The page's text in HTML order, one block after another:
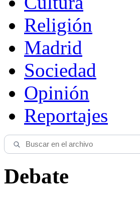
Religión
Madrid
Sociedad
Opinión
Reportajes
Debate